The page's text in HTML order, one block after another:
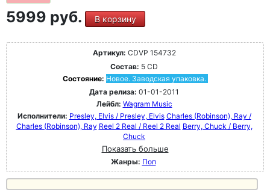
5999 руб. В корзину
Артикул: CDVP 154732
Состав: 5 CD
Состояние: Новое. Заводская упаковка.
Дата релиза: 01-01-2011
Лейбл: Wagram Music
Исполнители: Presley, Elvis / Presley, Elvis Charles (Robinson), Ray /
Charles (Robinson), Ray Reel 2 Real / Reel 2 Real Berry, Chuck / Berry,
Chuck
Показать больше
Жанры: Поп